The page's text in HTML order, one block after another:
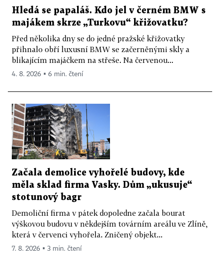
Hledá se papaláš. Kdo jel v černém BMW s
majákem skrze „Turkovu“ křižovatku?
Před několika dny se do jedné pražské křižovatky
přihnalo obří luxusní BMW se začerněnými skly a
blikajícím majáčkem na střeše. Na červenou...
4. 8. 2026 ▪ 6 min. čtení
Začala demolice vyhořelé budovy, kde
měla sklad firma Vasky. Dům „ukusuje“
stotunový bagr
Demoliční firma v pátek dopoledne začala bourat
výškovou budovu v někdejším továrním areálu ve Zlíně,
která v červenci vyhořela. Zničený objekt...
7. 8. 2026 ▪ 3 min. čtení